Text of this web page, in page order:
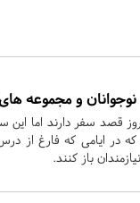
نوجوانان و مجموعه
قصد سفر دارند اما این
در ایامی که فارغ از
باز کنند.